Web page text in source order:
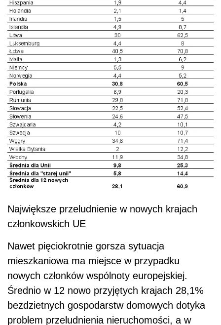
Największe przeludnienie w nowych krajach
członkowskich UE
Nawet pięciokrotnie gorsza sytuacja
mieszkaniowa ma miejsce w przypadku
nowych członków wspólnoty europejskiej.
Średnio w 12 nowo przyjętych krajach 28,1%
bezdzietnych gospodarstw domowych dotyka
problem przeludnienia nieruchomości, a w